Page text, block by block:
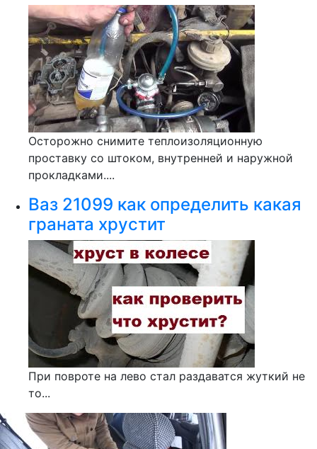
Осторожно снимите теплоизоляционную
проставку со штоком, внутренней и наружной
прокладками....
Ваз 21099 как определить какая
граната хрустит
При повроте на лево стал раздаватся жуткий не
то...